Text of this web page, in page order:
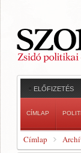
ELŐFIZETÉS
CÍMLAP
Címlap